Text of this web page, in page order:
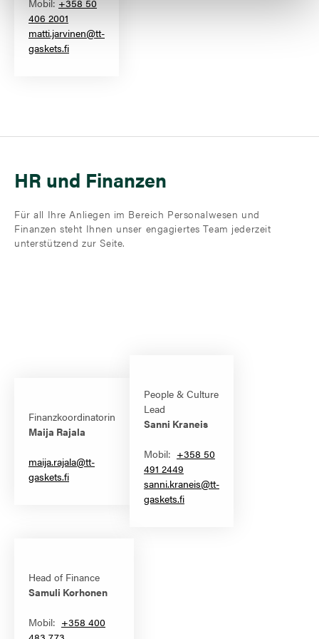
406 2001
matti.jarvinen@tt-
gaskets.fi
HR und Finanzen
Für all Ihre Anliegen im Bereich Personalwesen und
Finanzen steht Ihnen unser engagiertes Team jederzeit
unterstützend zur Seite.
Finanzkoordinatorin
Maija Rajala
maija.rajala@tt-
gaskets.fi
People & Culture
Lead
Sanni Kraneis
Mobil: +358 50
491 2449
sanni.kraneis@tt-
gaskets.fi
Head of Finance
Samuli Korhonen
Mobil: +358 400